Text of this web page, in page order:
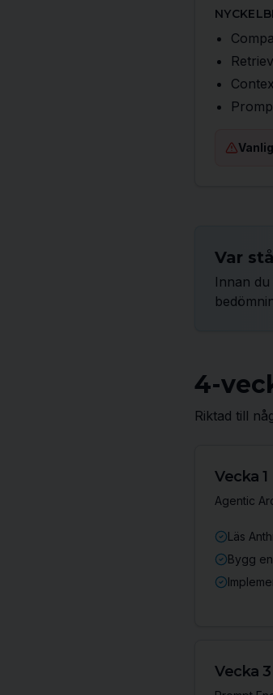
Var
Innan
4-
Riktad till
Vecka 1
Agentic
Läs
Bygg
Vecka 3